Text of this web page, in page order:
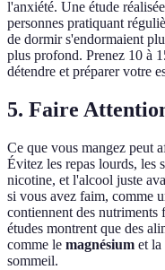
l'anxiété. Une étude
personnes pratiquant
de dormir s'endormaient
plus profond. Prenez 10 à
détendre et préparer votre
5. Faire
Ce que vous mangez peut
Évitez les repas lourds, les
nicotine, et l'alcool juste
si vous avez faim, comme
contiennent des nutriments
études montrent que des
comme le magnésium et la
sommeil.